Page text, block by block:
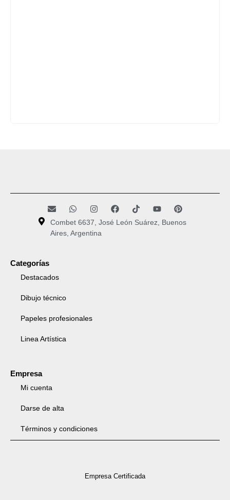
Combet 6637, José León Suárez, Buenos
Aires, Argentina
Categorías
Destacados
Dibujo técnico
Papeles profesionales
Linea Artística
Empresa
Mi cuenta
Darse de alta
Términos y condiciones
Empresa Certificada